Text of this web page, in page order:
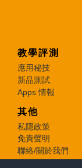
教學評測
應用秘技
新品測試
Apps 情報
其他
私隱政策
免責聲明
聯絡/關於我們